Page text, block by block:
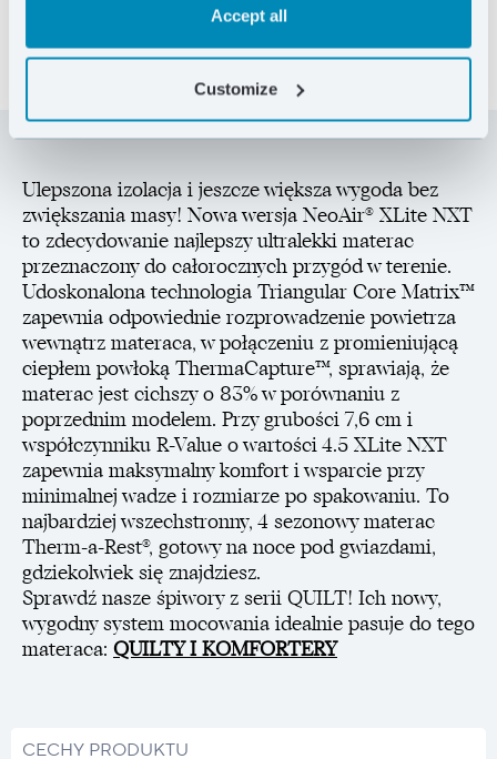
Accept all
Customize
Ulepszona izolacja i jeszcze większa wygoda bez
zwiększania masy! Nowa wersja NeoAir® XLite NXT
to zdecydowanie najlepszy ultralekki materac
przeznaczony do całorocznych przygód w terenie.
Udoskonalona technologia Triangular Core Matrix™
zapewnia odpowiednie rozprowadzenie powietrza
wewnątrz materaca, w połączeniu z promieniującą
ciepłem powłoką ThermaCapture™, sprawiają, że
materac jest cichszy o 83% w porównaniu z
poprzednim modelem. Przy grubości 7,6 cm i
współczynniku R-Value o wartości 4.5 XLite NXT
zapewnia maksymalny komfort i wsparcie przy
minimalnej wadze i rozmiarze po spakowaniu. To
najbardziej wszechstronny, 4 sezonowy materac
Therm-a-Rest®, gotowy na noce pod gwiazdami,
gdziekolwiek się znajdziesz.
Sprawdź nasze śpiwory z serii QUILT! Ich nowy,
wygodny system mocowania idealnie pasuje do tego
materaca: QUILTY I KOMFORTERY
CECHY PRODUKTU